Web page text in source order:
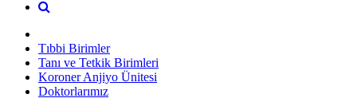
Tıbbi Birimler
Tanı ve Tetkik Birimleri
Koroner Anjiyo Ünitesi
Doktorlarımız